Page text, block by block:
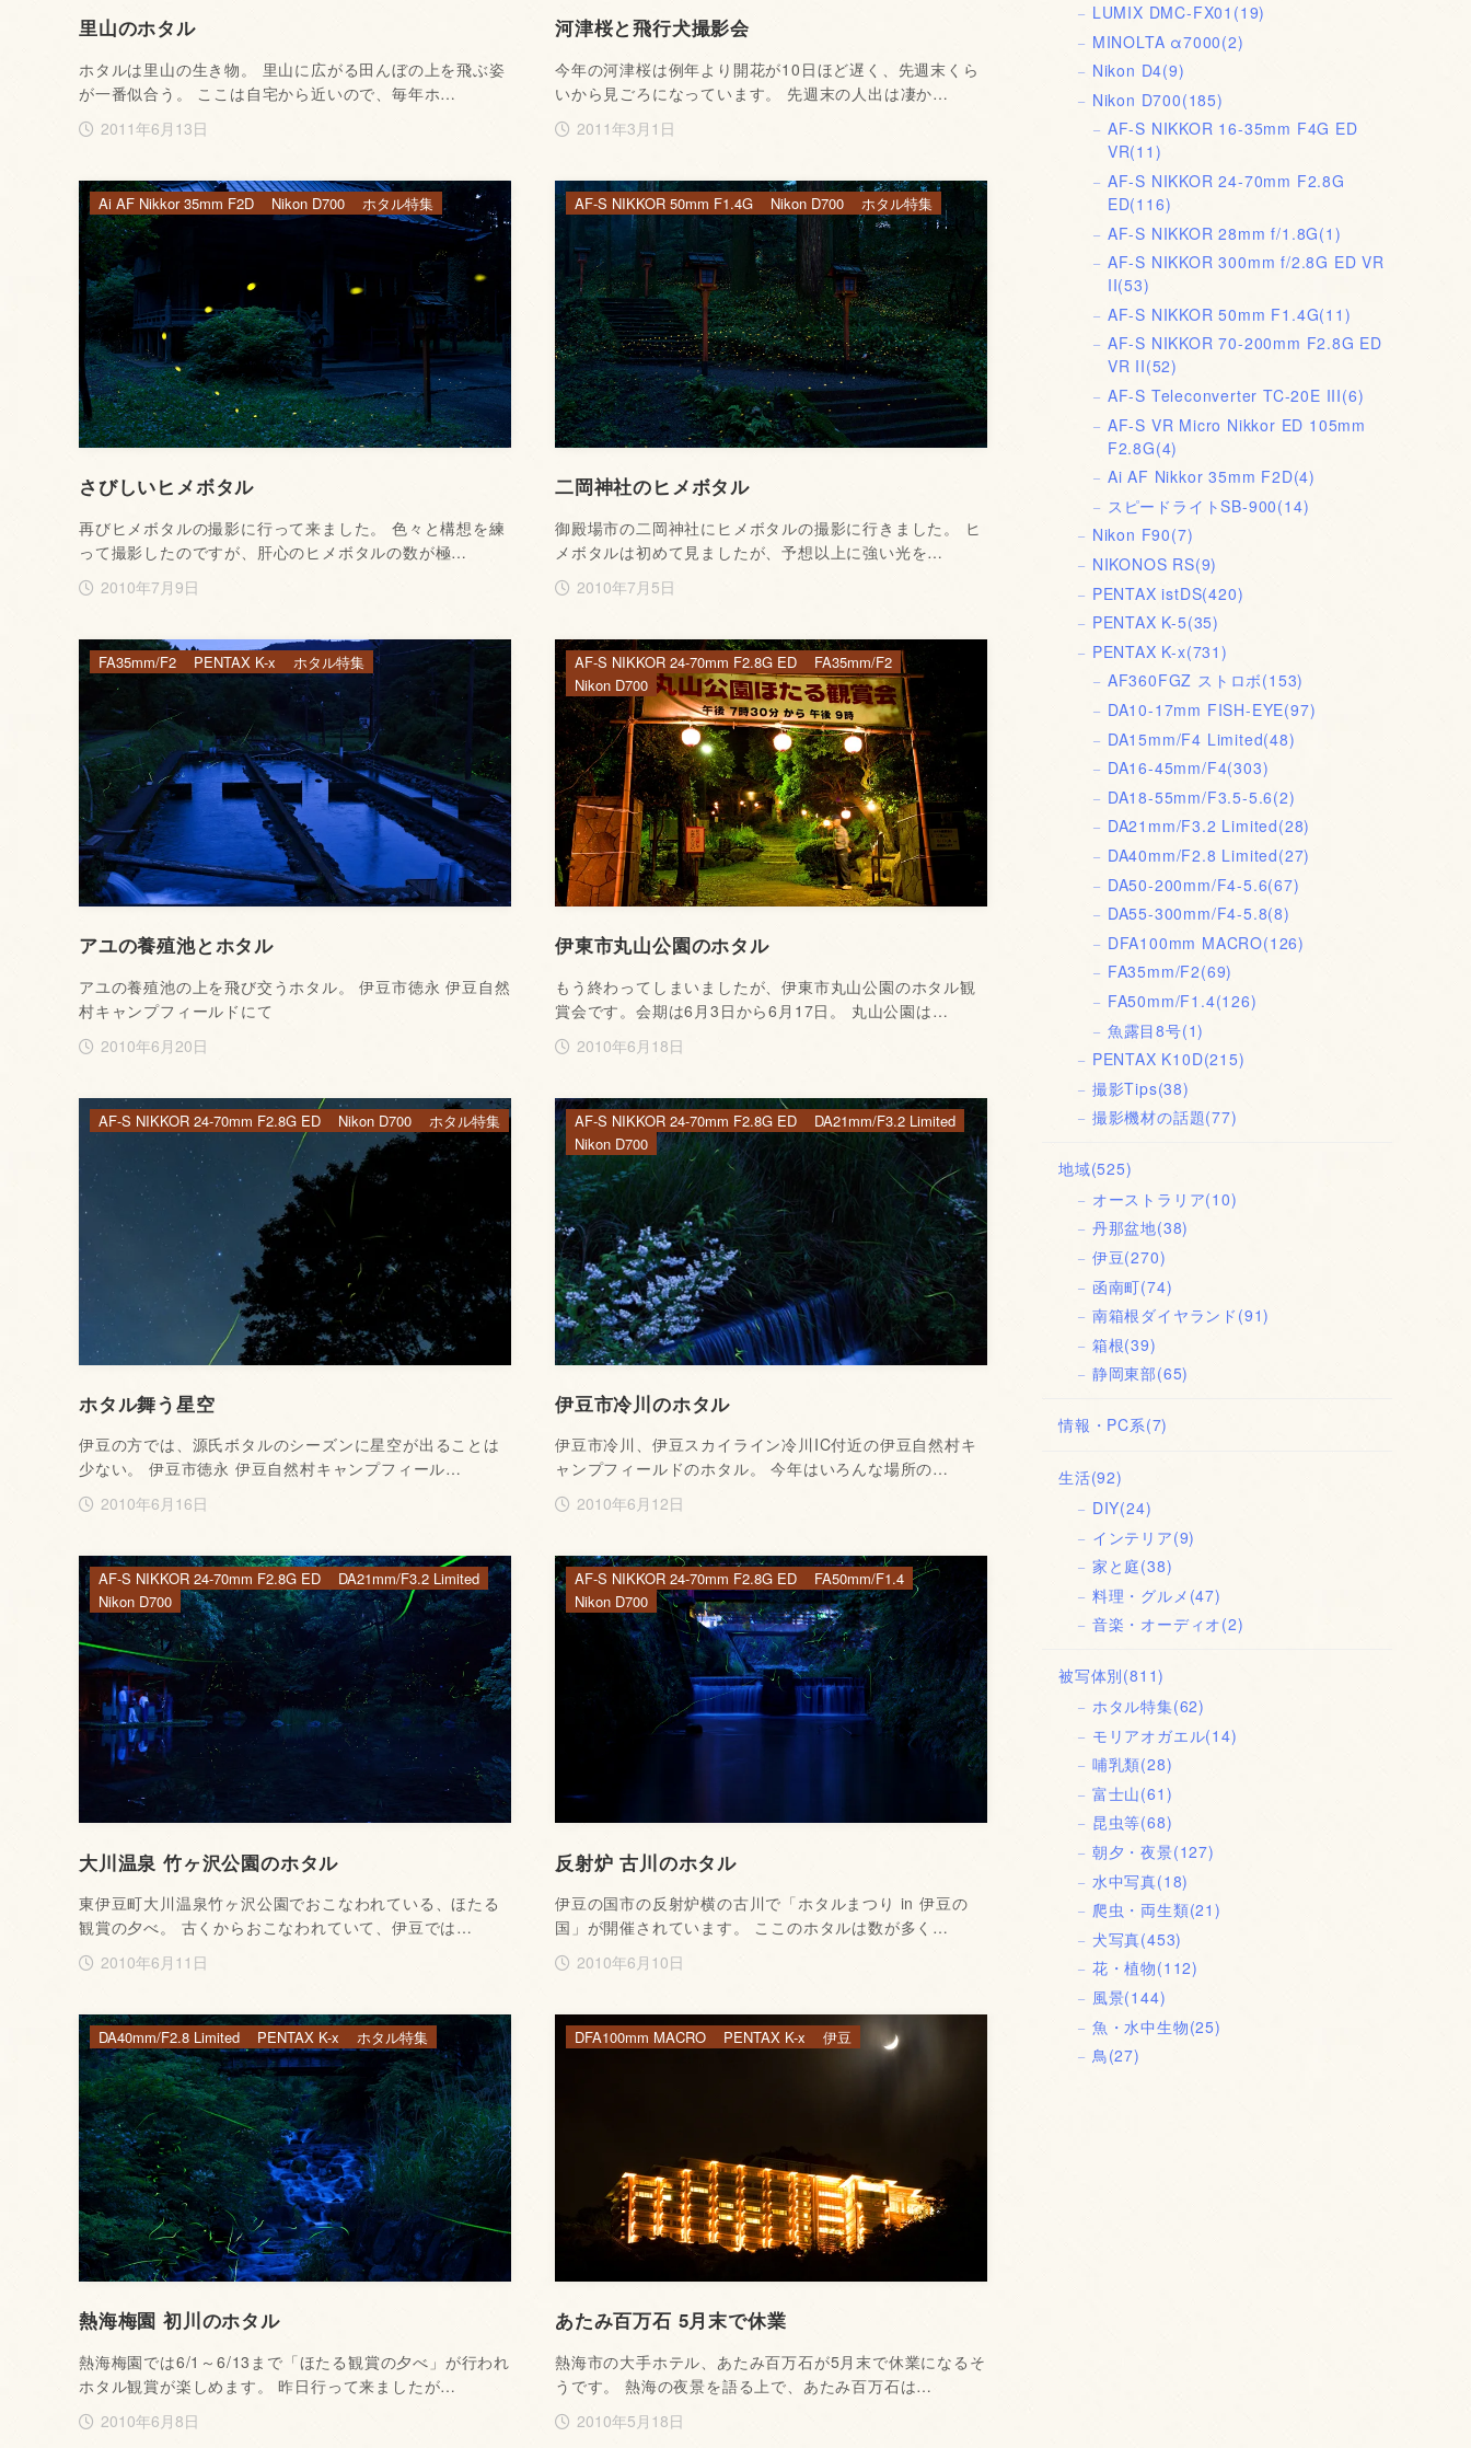
里山のホタル
ホタルは里山の生き物。 里山に広がる田んぼの上を飛ぶ姿
が一番似合う。 ここは自宅から近いので、毎年ホ…
2011年6月13日
河津桜と飛行犬撮影会
今年の河津桜は例年より開花が10日ほど遅く、先週末くら
いから見ごろになっています。 先週末の人出は凄か…
2011年3月1日
さびしいヒメボタル
再びヒメボタルの撮影に行って来ました。 色々と構想を練
って撮影したのですが、肝心のヒメボタルの数が極…
2010年7月9日
Ai AF Nikkor 35mm F2D Nikon D700 ホタル特集
二岡神社のヒメボタル
御殿場市の二岡神社にヒメボタルの撮影に行きました。 ヒ
メボタルは初めて見ましたが、予想以上に強い光を…
2010年7月5日
AF-S NIKKOR 50mm F1.4G Nikon D700 ホタル特集
アユの養殖池とホタル
アユの養殖池の上を飛び交うホタル。 伊豆市徳永 伊豆自然
村キャンプフィールドにて
2010年6月20日
FA35mm/F2 PENTAX K-x ホタル特集
伊東市丸山公園のホタル
もう終わってしまいましたが、伊東市丸山公園のホタル観
賞会です。会期は6月3日から6月17日。 丸山公園は…
2010年6月18日
AF-S NIKKOR 24-70mm F2.8G ED
FA35mm/F2
Nikon D700
ホタル舞う星空
伊豆の方では、源氏ボタルのシーズンに星空が出ることは
少ない。 伊豆市徳永 伊豆自然村キャンプフィール…
2010年6月16日
AF-S NIKKOR 24-70mm F2.8G ED Nikon D700 ホタル特集
伊豆市冷川のホタル
伊豆市冷川、伊豆スカイライン冷川IC付近の伊豆自然村キ
ャンプフィールドのホタル。 今年はいろんな場所の…
2010年6月12日
AF-S NIKKOR 24-70mm F2.8G ED
DA21mm/F3.2 Limited
Nikon D700
大川温泉 竹ヶ沢公園のホタル
東伊豆町大川温泉竹ヶ沢公園でおこなわれている、ほたる
観賞の夕べ。 古くからおこなわれていて、伊豆では…
2010年6月11日
AF-S NIKKOR 24-70mm F2.8G ED
DA21mm/F3.2 Limited
Nikon D700
反射炉 古川のホタル
伊豆の国市の反射炉横の古川で「ホタルまつり in 伊豆の
国」が開催されています。 ここのホタルは数が多く…
2010年6月10日
AF-S NIKKOR 24-70mm F2.8G ED
FA50mm/F1.4
Nikon D700
熱海梅園 初川のホタル
熱海梅園では6/1～6/13まで「ほたる観賞の夕べ」が行われ
ホタル観賞が楽しめます。 昨日行って来ましたが…
2010年6月8日
DA40mm/F2.8 Limited PENTAX K-x ホタル特集
あたみ百万石 5月末で休業
熱海市の大手ホテル、あたみ百万石が5月末で休業になるそ
うです。 熱海の夜景を語る上で、あたみ百万石は…
2010年5月18日
DFA100mm MACRO PENTAX K-x 伊豆
LUMIX DMC-FX01 (19)
MINOLTA α7000(2)
Nikon D4(9)
Nikon D700(185)
AF-S NIKKOR 16-35mm F4G ED
VR(11)
AF-S NIKKOR 24-70mm F2.8G
ED(116)
AF-S NIKKOR 28mm f/1.8G(1)
AF-S NIKKOR 300mm f/2.8G ED VR
II(53)
AF-S NIKKOR 50mm F1.4G(11)
AF-S NIKKOR 70-200mm F2.8G ED
VR II(52)
AF-S Teleconverter TC-20E III(6)
AF-S VR Micro Nikkor ED 105mm
F2.8G(4)
Ai AF Nikkor 35mm F2D(4)
スピードライトSB-900(14)
Nikon F90(7)
NIKONOS RS(9)
PENTAX istDS(420)
PENTAX K-5(35)
PENTAX K-x(731)
AF360FGZ ストロボ(153)
DA10-17mm FISH-EYE(97)
DA15mm/F4 Limited(48)
DA16-45mm/F4(303)
DA18-55mm/F3.5-5.6(2)
DA21mm/F3.2 Limited(28)
DA40mm/F2.8 Limited(27)
DA50-200mm/F4-5.6(67)
DA55-300mm/F4-5.8(8)
DFA100mm MACRO(126)
FA35mm/F2(69)
FA50mm/F1.4(126)
魚露目8号(1)
PENTAX K10D(215)
撮影Tips(38)
撮影機材の話題(77)
地域(525)
オーストラリア(10)
丹那盆地(38)
伊豆(270)
函南町(74)
南箱根ダイヤランド (91)
箱根(39)
静岡東部(65)
情報・PC系(7)
生活(92)
DIY(24)
インテリア(9)
家と庭(38)
料理・グルメ (47)
音楽・オーディオ(2)
被写体別(811)
ホタル特集(62)
モリアオガエル(14)
哺乳類(28)
富士山(61)
昆虫等(68)
朝夕・夜景(127)
水中写真(18)
爬虫・両生類(21)
犬写真(453)
花・植物(112)
風景(144)
魚・水中生物(25)
鳥(27)